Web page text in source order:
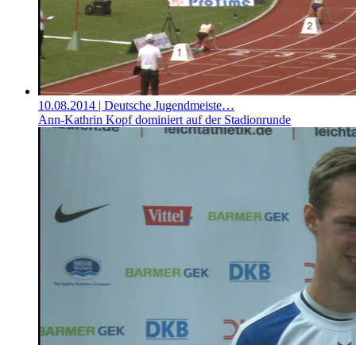
10.08.2014 | Deutsche Jugendmeiste…
Ann-Kathrin Kopf dominiert auf der Stadionrunde